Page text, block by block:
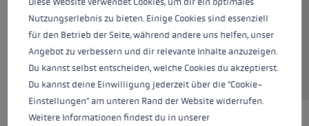
Farben neonyellow
Nutzungserlebnis zu bieten. Einige Cookies sind essenziell
für den Betrieb der Seite, während andere uns helfen, unser
Angebot zu verbessern und dir relevante Inhalte anzuzeigen.
Du kannst selbst entscheiden, welche Cookies du akzeptierst.
Du kannst deine Einwilligung jederzeit über die "Cookie-
Einstellungen" am unteren Rand der Website widerrufen.
Weitere Informationen findest du in unserer